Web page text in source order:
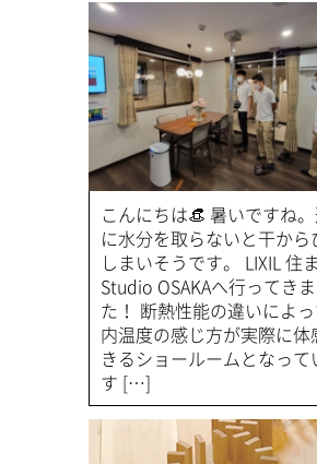
こんにちは👒 暑いですね
に水分を取らないと干から
しまいそうです。 LIXIL 住
Studio OSAKAへ行ってき
た！ 断熱性能の違いによ
内温度の感じ方が実際に体
きるショールームとなって
す […]